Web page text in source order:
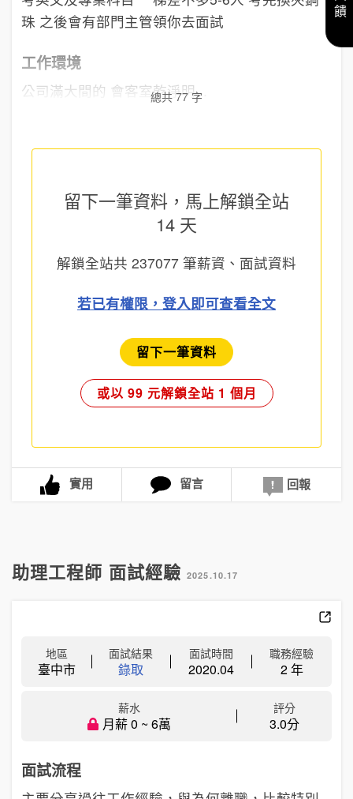
珠 之後會有部門主管領你去面試
工作環境
公司滿大間的 會客室乾淨明...
總共 77 字
留下一筆資料，馬上解鎖全站
14 天
解鎖全站共 237077 筆薪資、面試資料
若已有權限，登入即可查看全文
留下一筆資料
或以 99 元解鎖全站 1 個月
實用 留言 回報
助理工程師 面試經驗 2025.10.17
地區
臺中市
面試結果
錄取
面試時間
2020.04
職務經驗
2 年
薪水
月薪 0 ~ 6萬
評分
3.0分
面試流程